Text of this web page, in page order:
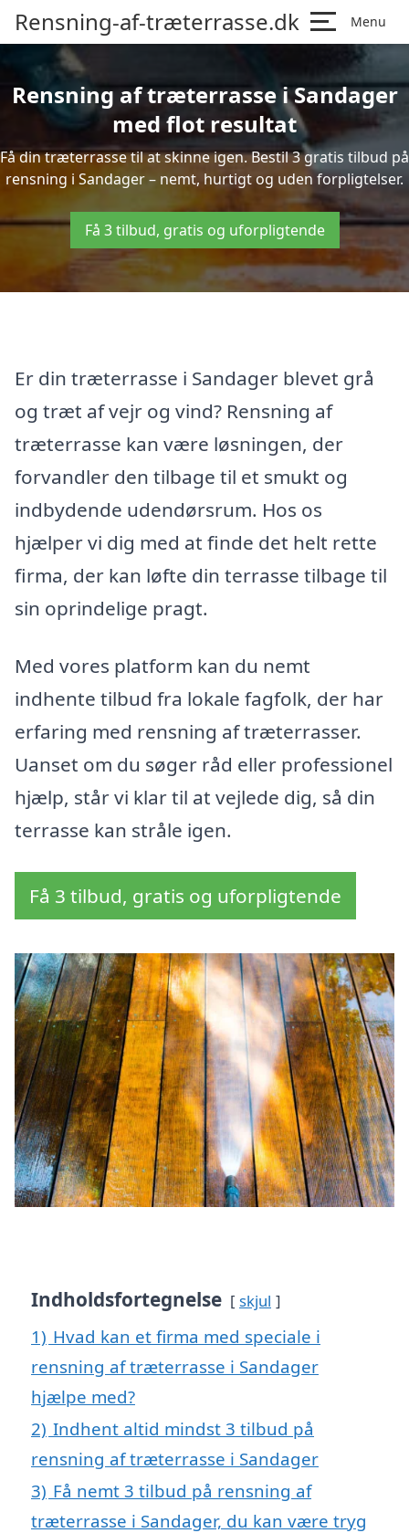
Rensning-af-træterrasse.dk Menu
Rensning af træterrasse i Sandager
med flot resultat
Få din træterrasse til at skinne igen. Bestil 3 gratis tilbud på
rensning i Sandager – nemt, hurtigt og uden forpligtelser.
Få 3 tilbud, gratis og uforpligtende
Er din træterrasse i Sandager blevet grå
og træt af vejr og vind? Rensning af
træterrasse kan være løsningen, der
forvandler den tilbage til et smukt og
indbydende udendørsrum. Hos os
hjælper vi dig med at finde det helt rette
firma, der kan løfte din terrasse tilbage til
sin oprindelige pragt.
Med vores platform kan du nemt
indhente tilbud fra lokale fagfolk, der har
erfaring med rensning af træterrasser.
Uanset om du søger råd eller professionel
hjælp, står vi klar til at vejlede dig, så din
terrasse kan stråle igen.
Få 3 tilbud, gratis og uforpligtende
Indholdsfortegnelse skjul
1) Hvad kan et firma med speciale i
rensning af træterrasse i Sandager
hjælpe med?
2) Indhent altid mindst 3 tilbud på
rensning af træterrasse i Sandager
3) Få nemt 3 tilbud på rensning af
træterrasse i Sandager, du kan være tryg